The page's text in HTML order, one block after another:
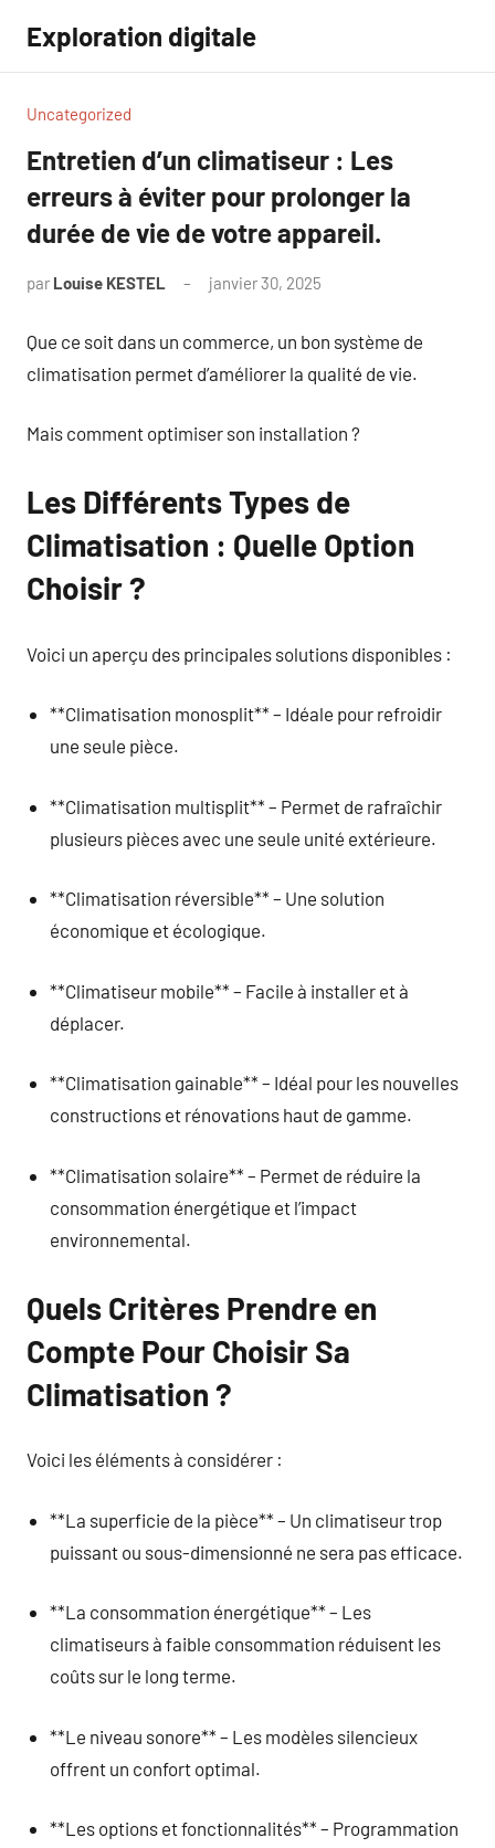
contenu
Exploration digitale
Uncategorized
Entretien d’un climatiseur : Les
erreurs à éviter pour prolonger la
durée de vie de votre appareil.
par Louise KESTEL janvier 30, 2025
Que ce soit dans un commerce, un bon système de
climatisation permet d’améliorer la qualité de vie.
Mais comment optimiser son installation ?
Les Différents Types de
Climatisation : Quelle Option
Choisir ?
Voici un aperçu des principales solutions disponibles :
**Climatisation monosplit** – Idéale pour refroidir
une seule pièce.
**Climatisation multisplit** – Permet de rafraîchir
plusieurs pièces avec une seule unité extérieure.
**Climatisation réversible** – Une solution
économique et écologique.
**Climatiseur mobile** – Facile à installer et à
déplacer.
**Climatisation gainable** – Idéal pour les nouvelles
constructions et rénovations haut de gamme.
**Climatisation solaire** – Permet de réduire la
consommation énergétique et l’impact
environnemental.
Quels Critères Prendre en
Compte Pour Choisir Sa
Climatisation ?
Voici les éléments à considérer :
**La superficie de la pièce** – Un climatiseur trop
puissant ou sous-dimensionné ne sera pas efficace.
**La consommation énergétique** – Les
climatiseurs à faible consommation réduisent les
coûts sur le long terme.
**Le niveau sonore** – Les modèles silencieux
offrent un confort optimal.
**Les options et fonctionnalités** – Programmation